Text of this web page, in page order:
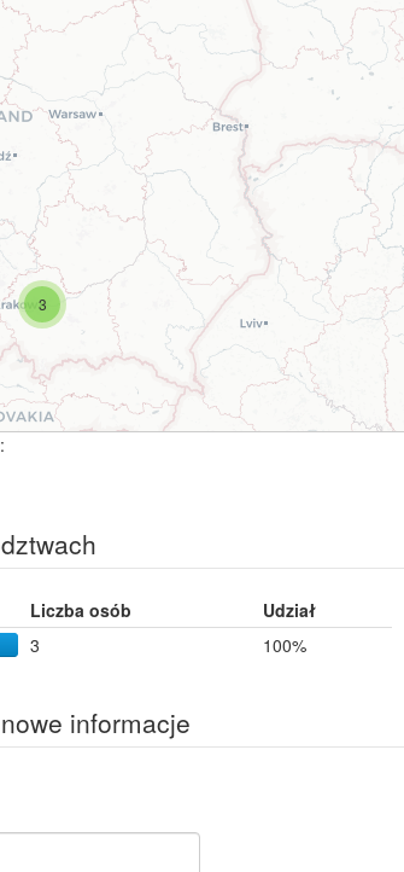
3
Liczba osób
Udział
3 100%
informacje